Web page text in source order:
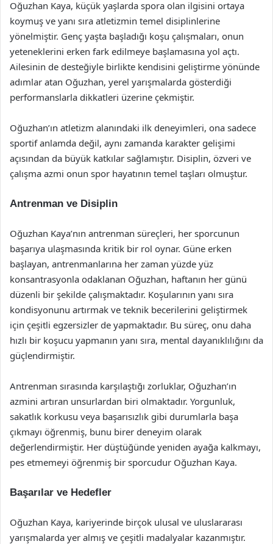
Oğuzhan Kaya, küçük yaşlarda spora olan ilgisini ortaya
koymuş ve yanı sıra atletizmin temel disiplinlerine
yönelmiştir. Genç yaşta başladığı koşu çalışmaları, onun
yeteneklerini erken fark edilmeye başlamasına yol açtı.
Ailesinin de desteğiyle birlikte kendisini geliştirme yönünde
adımlar atan Oğuzhan, yerel yarışmalarda gösterdiği
performanslarla dikkatleri üzerine çekmiştir.
Oğuzhan’ın atletizm alanındaki ilk deneyimleri, ona sadece
sportif anlamda değil, aynı zamanda karakter gelişimi
açısından da büyük katkılar sağlamıştır. Disiplin, özveri ve
çalışma azmi onun spor hayatının temel taşları olmuştur.
Antrenman ve Disiplin
Oğuzhan Kaya’nın antrenman süreçleri, her sporcunun
başarıya ulaşmasında kritik bir rol oynar. Güne erken
başlayan, antrenmanlarına her zaman yüzde yüz
konsantrasyonla odaklanan Oğuzhan, haftanın her günü
düzenli bir şekilde çalışmaktadır. Koşularının yanı sıra
kondisyonunu artırmak ve teknik becerilerini geliştirmek
için çeşitli egzersizler de yapmaktadır. Bu süreç, onu daha
hızlı bir koşucu yapmanın yanı sıra, mental dayanıklılığını da
güçlendirmiştir.
Antrenman sırasında karşılaştığı zorluklar, Oğuzhan’ın
azmini artıran unsurlardan biri olmaktadır. Yorgunluk,
sakatlık korkusu veya başarısızlık gibi durumlarla başa
çıkmayı öğrenmiş, bunu birer deneyim olarak
değerlendirmiştir. Her düştüğünde yeniden ayağa kalkmayı,
pes etmemeyi öğrenmiş bir sporcudur Oğuzhan Kaya.
Başarılar ve Hedefler
Oğuzhan Kaya, kariyerinde birçok ulusal ve uluslararası
yarışmalarda yer almış ve çeşitli madalyalar kazanmıştır.